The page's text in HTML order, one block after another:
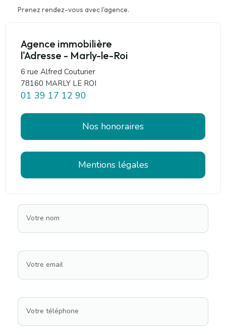
Prenez rendez-vous avec l'agence.
Agence immobilière
l'Adresse - Marly-le-Roi
6 rue Alfred Couturier
78160 MARLY LE ROI
01 39 17 12 90
Nos honoraires
Mentions légales
Votre nom
Votre email
Votre téléphone